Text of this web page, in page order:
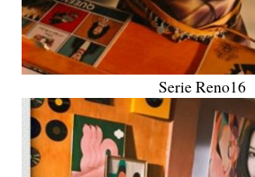
Serie Reno16